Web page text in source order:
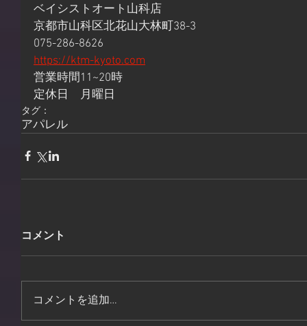
ベイシストオート山科店
京都市山科区北花山大林町38-3
075-286-8626
https://ktm-kyoto.com
営業時間11~20時
定休日　月曜日
タグ：
アパレル
コメント
コメントを追加…